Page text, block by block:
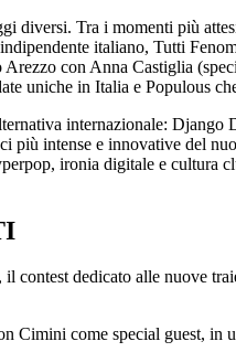
diversi. Tra i momenti più
italiano, Tutti
con Anna Castiglia
uniche in Italia e Populous
internazionale:
intense e innovative del
ironia digitale e cultura
dedicato alle nuove
Cimini come special guest, in